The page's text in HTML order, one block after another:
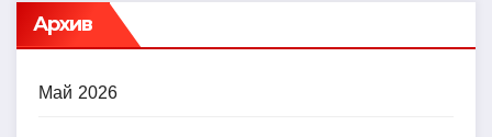
Архив
Май 2026